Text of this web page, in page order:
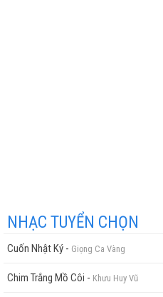
NHẠC TUYỂN CHỌN
Cuốn Nhật Ký - Giọng Ca Vàng
Chim Trắng Mồ Côi - Khưu Huy Vũ